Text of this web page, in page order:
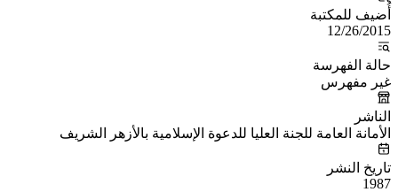
أُضيف للمكتبة
12/26/2015
حالة الفهرسة
غير مفهرس
الناشر
الأمانة العامة للجنة العليا للدعوة الإسلامية بالأزهر الشريف
تاريخ النشر
1987